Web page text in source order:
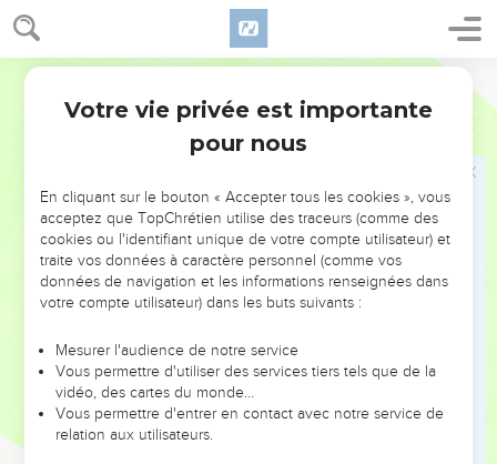
Actes 6
8 Etienne, plein de foi et de puissance, accomplissait des
prodiges et de grands signes miraculeux parmi le peuple.
Quelques membres de la synagogue appelée « synagogue
des affranchis », des Cyrénéens, des Alexandrins et des Juifs
de Cilicie et d'Asie se mirent à discuter avec lui ;
mais ils ne pouvaient pas résister à la sagesse et à l'Esprit
qui inspiraient ses paroles.
Alors ils soudoyèrent des hommes qui dirent : « Nous
l'avons entendu proférer des paroles blasphématoires envers
Moïse et envers Dieu. »
la loi, puis ils se jetèrent sur lui, l'arrêtèrent et l'emmenèrent
au sanhédrin.
Ils présentèrent de faux témoins qui dirent : « Cet homme
ne cesse de proférer des paroles [blasphématoires] contre le
Votre vie privée est importante
pour nous
En cliquant sur le bouton « Accepter tous les cookies », vous
acceptez que TopChrétien utilise des traceurs (comme des
cookies ou l'identifiant unique de votre compte utilisateur) et
traite vos données à caractère personnel (comme vos
données de navigation et les informations renseignées dans
votre compte utilisateur) dans les buts suivants :
Mesurer l'audience de notre service
Vous permettre d'utiliser des services tiers tels que de la
vidéo, des cartes du monde…
Vous permettre d'entrer en contact avec notre service de
relation aux utilisateurs.